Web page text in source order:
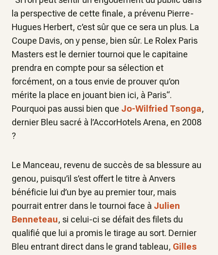
la perspective de cette finale, a prévenu Pierre-
Hugues Herbert, c’est sûr que ce sera un plus. La
Coupe Davis, on y pense, bien sûr. Le Rolex Paris
Masters est le dernier tournoi que le capitaine
prendra en compte pour sa sélection et
forcément, on a tous envie de prouver qu’on
mérite la place en jouant bien ici, à Paris“.
Pourquoi pas aussi bien que Jo-Wilfried Tsonga,
dernier Bleu sacré à l’AccorHotels Arena, en 2008
?
Le Manceau, revenu de succès de sa blessure au
genou, puisqu’il s’est offert le titre à Anvers
bénéficie lui d’un bye au premier tour, mais
pourrait entrer dans le tournoi face à Julien
Benneteau, si celui-ci se défait des filets du
qualifié que lui a promis le tirage au sort. Dernier
Bleu entrant direct dans le grand tableau, Gilles